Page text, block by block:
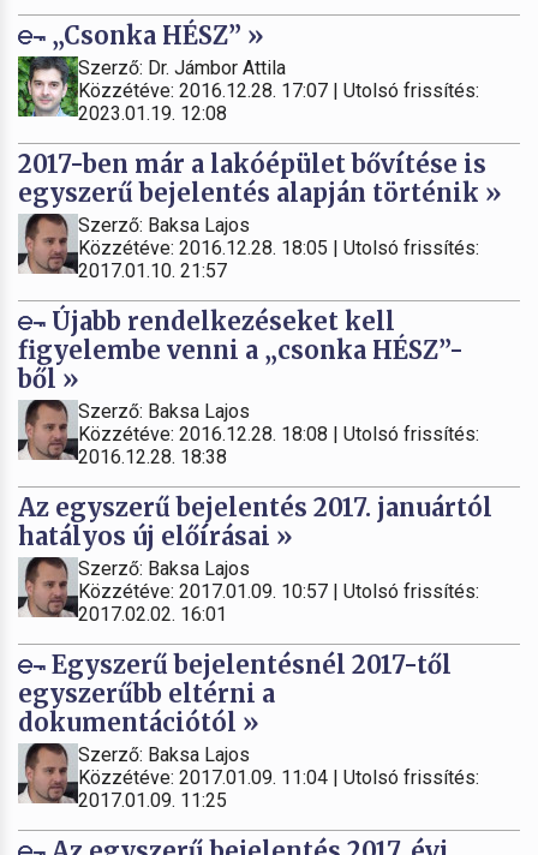
„Csonka HÉSZ” »
Szerző: Dr. Jámbor Attila
Közzétéve: 2016.12.28. 17:07 | Utolsó frissítés:
2023.01.19. 12:08
2017-ben már a lakóépület bővítése is
egyszerű bejelentés alapján történik »
Szerző: Baksa Lajos
Közzétéve: 2016.12.28. 18:05 | Utolsó frissítés:
2017.01.10. 21:57
Újabb rendelkezéseket kell
figyelembe venni a „csonka HÉSZ”-
ből »
Szerző: Baksa Lajos
Közzétéve: 2016.12.28. 18:08 | Utolsó frissítés:
2016.12.28. 18:38
Az egyszerű bejelentés 2017. januártól
hatályos új előírásai »
Szerző: Baksa Lajos
Közzétéve: 2017.01.09. 10:57 | Utolsó frissítés:
2017.02.02. 16:01
Egyszerű bejelentésnél 2017-től
egyszerűbb eltérni a
dokumentációtól »
Szerző: Baksa Lajos
Közzétéve: 2017.01.09. 11:04 | Utolsó frissítés:
2017.01.09. 11:25